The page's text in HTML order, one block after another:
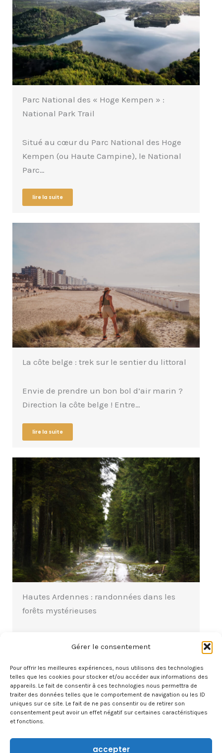
Gérer le consentement
Pour offrir les meilleures expériences, nous utilisons des technologies
telles que les cookies pour stocker et/ou accéder aux informations des
appareils. Le fait de consentir à ces technologies nous permettra de
traiter des données telles que le comportement de navigation ou les ID
uniques sur ce site. Le fait de ne pas consentir ou de retirer son
consentement peut avoir un effet négatif sur certaines caractéristiques
et fonctions.
accepter
Parc National des « Hoge Kempen » :
National Park Trail
Situé au cœur du Parc National des Hoge
Kempen (ou Haute Campine), le National
Parc…
lire la suite
La côte belge : trek sur le sentier du littoral
Envie de prendre un bon bol d’air marin ?
Direction la côte belge ! Entre…
lire la suite
Hautes Ardennes : randonnées dans les
forêts mystérieuses
l’odeur de sève,…
lire la suite